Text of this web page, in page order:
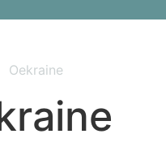
Oekraine